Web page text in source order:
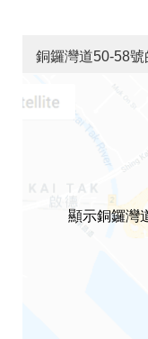
銅鑼灣道50-58
顯示銅鑼灣